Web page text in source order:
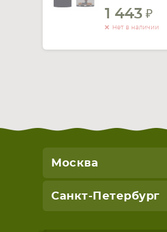
1 443
Нет в наличии
Москва
Санкт-Петербург